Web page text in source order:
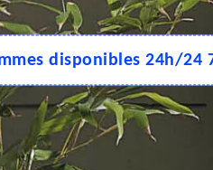
disponibles 24h/24